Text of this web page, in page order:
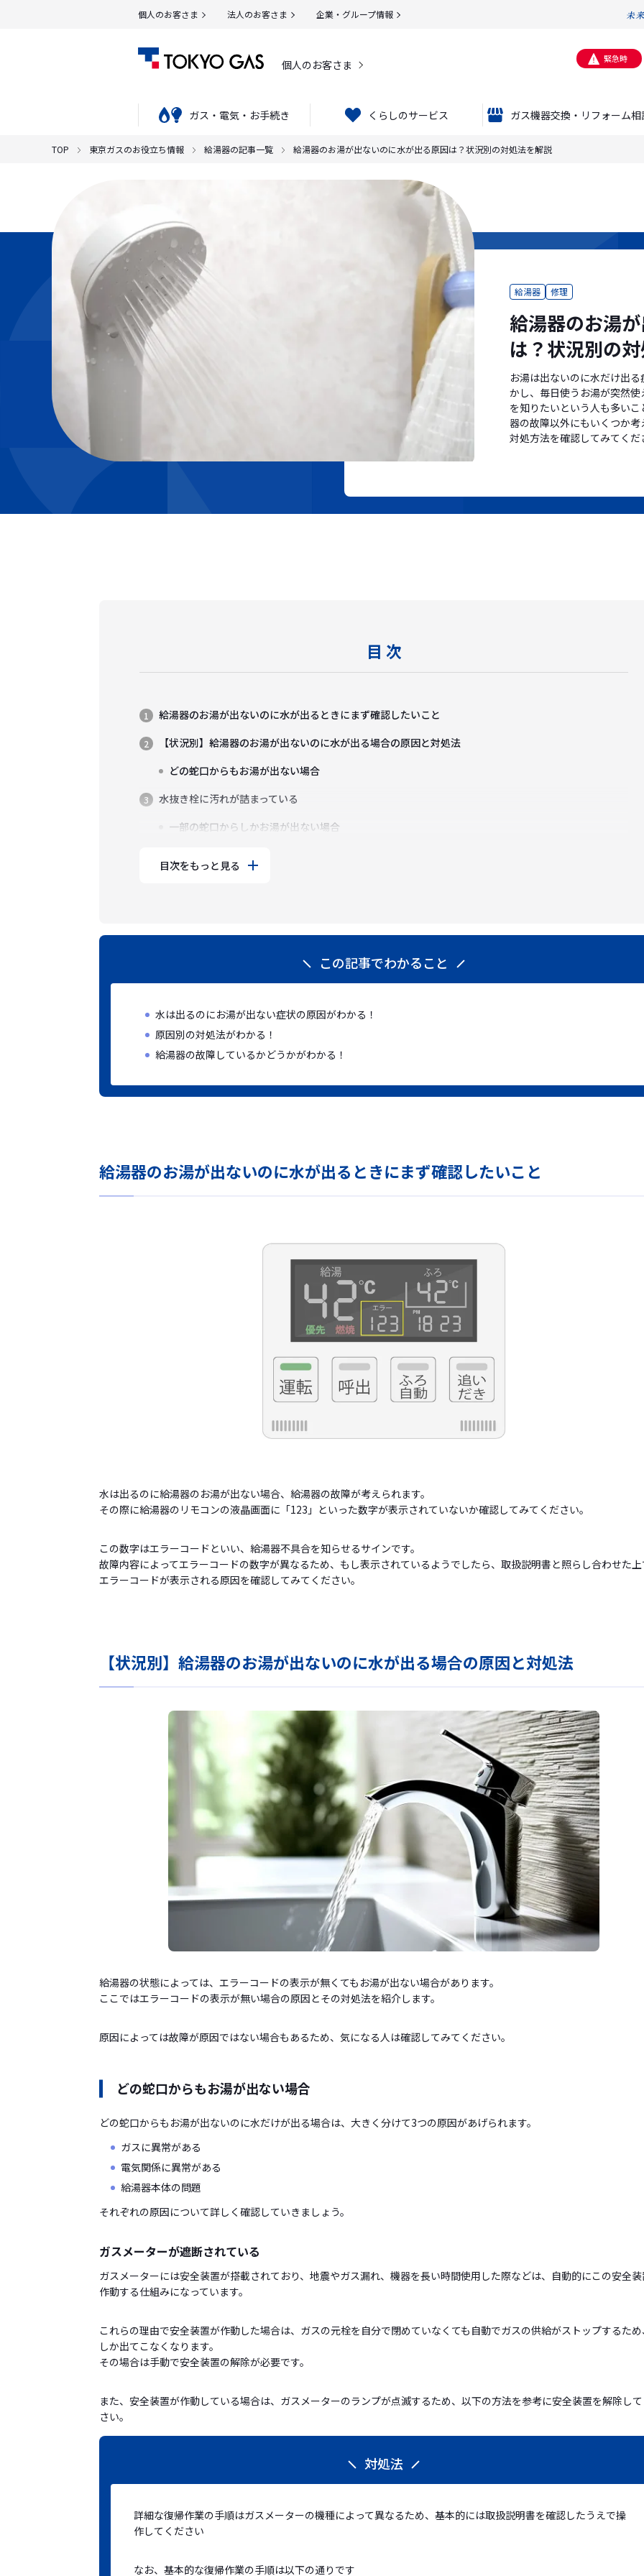
個人のお客さま 法人のお客さま 企業・グループ情報
個人のお客さま 緊急時
ガス・電気・お手続き くらしのサービス ガス機器交換・リフォーム相
TOP 東京ガスのお役立ち情報 給湯器の記事一覧 給湯器のお湯が出ないのに水が出る原因は？状況別の対処法を解説
給湯器 修理
給湯器のお湯
は？状況別の
お湯は出ないのに水だけ出
かし、毎日使うお湯が突然
を知りたいという人も多い
器の故障以外にもいくつか
対処方法を確認してみてくだ
目 次
給湯器のお湯が出ないのに水が出るときにまず確認したいこと
【状況別】給湯器のお湯が出ないのに水が出る場合の原因と対処法
どの蛇口からもお湯が出ない場合
水抜き栓に汚れが詰まっている
一部の蛇口からしかお湯が出ない場合
目次をもっと見る
この記事でわかること
水は出るのにお湯が出ない症状の原因がわかる！
原因別の対処法がわかる！
給湯器の故障しているかどうかがわかる！
給湯器のお湯が出ないのに水が出るときにまず確認したいこと
水は出るのに給湯器のお湯が出ない場合、給湯器の故障が考えられます。
その際に給湯器のリモコンの液晶画面に「123」といった数字が表示されていないか確認してみてください。
この数字はエラーコードといい、給湯器不具合を知らせるサインです。
故障内容によってエラーコードの数字が異なるため、もし表示されているようでしたら、取扱説明書と照らし合わせた上
エラーコードが表示される原因を確認してみてください。
【状況別】給湯器のお湯が出ないのに水が出る場合の原因と対処法
給湯器の状態によっては、エラーコードの表示が無くてもお湯が出ない場合があります。
ここではエラーコードの表示が無い場合の原因とその対処法を紹介します。
原因によっては故障が原因ではない場合もあるため、気になる人は確認してみてください。
どの蛇口からもお湯が出ない場合
どの蛇口からもお湯が出ないのに水だけが出る場合は、大きく分けて3つの原因があげられます。
ガスに異常がある
電気関係に異常がある
給湯器本体の問題
それぞれの原因について詳しく確認していきましょう。
ガスメーターが遮断されている
ガスメーターには安全装置が搭載されており、地震やガス漏れ、機器を長い時間使用した際などは、自動的にこの安全
作動する仕組みになっています。
これらの理由で安全装置が作動した場合は、ガスの元栓を自分で閉めていなくても自動でガスの供給がストップするた
しか出てこなくなります。
その場合は手動で安全装置の解除が必要です。
また、安全装置が作動している場合は、ガスメーターのランプが点滅するため、以下の方法を参考に安全装置を解除し
さい。
対処法
詳細な復帰作業の手順はガスメーターの機種によって異なるため、基本的には取扱説明書を確認したうえで操
作してください
なお、基本的な復帰作業の手順は以下の通りです